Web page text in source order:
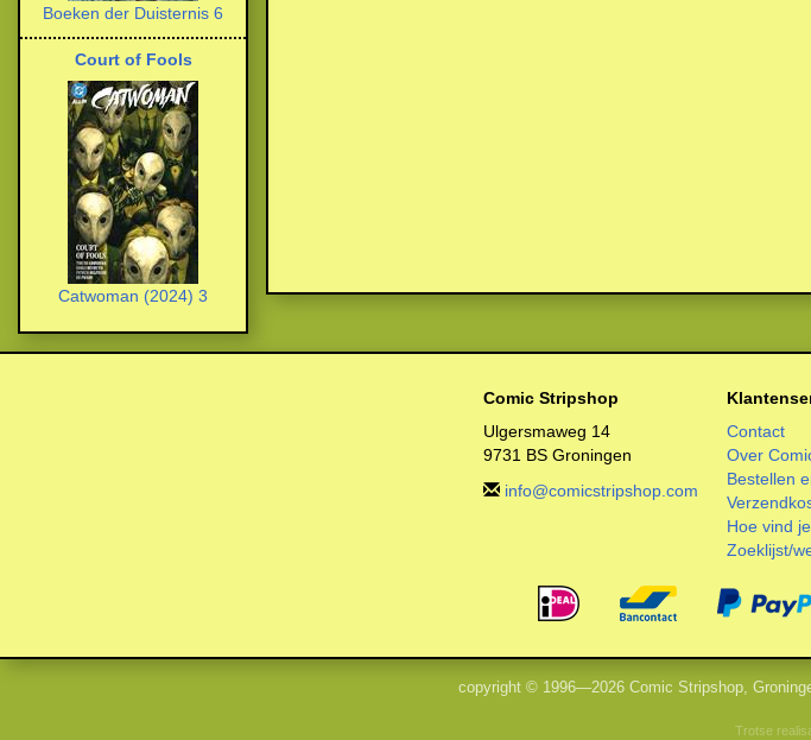
Boeken der Duisternis 6
Court of Fools
Catwoman (2024) 3
Comic Stripshop
Ulgersmaweg 14
9731 BS Groningen
info@comicstripshop.com
Contact
Over
Bestellen
Hoe vind
Zoeklijst/
copyright © 1996—2026 Comic Stripshop,
Trotse